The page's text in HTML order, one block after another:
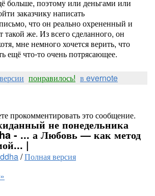
больше, поэтому или деньгами или
заказчику написать
что он реально охрененный и
такой же. Из всего сделанного, он
мне немного хочется верить, что
ещё что-то очень потрясающее.
понравилось! в evernote
прокомментировать это сообщение.
не понедельника
- ... а Любовь — как метод
|
/Полная версия